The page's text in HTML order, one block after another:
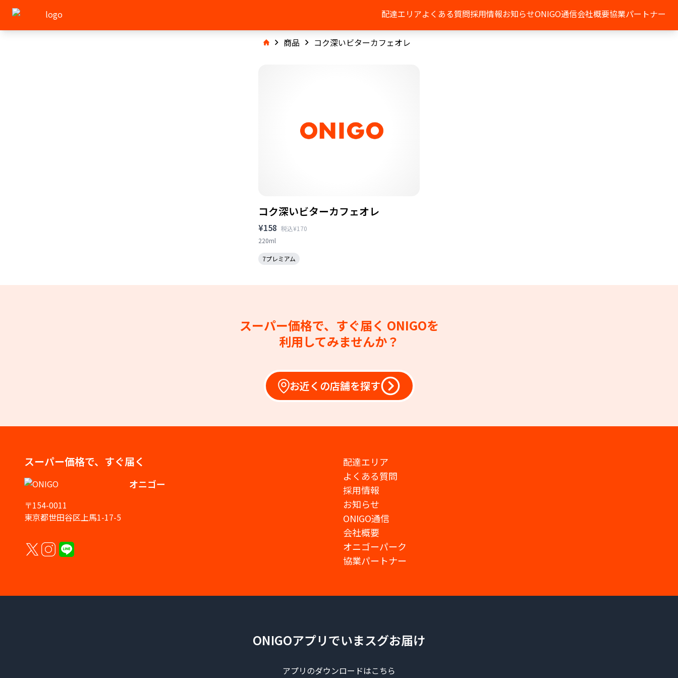
配達エリアよくある質問採用情報お知らせONIGO通信会社概要協業パートナー
商品 コク深いビターカフェオレ
コク深いビターカフェオレ
¥158 税込¥170
220ml
7プレミアム
スーパー価格で、すぐ届く ONIGOを
利用してみませんか？
お近くの店舗を探す
スーパー価格で、すぐ届く
オニゴー
〒154-0011
東京都世田谷区上馬1-17-5
配達エリア
よくある質問
採用情報
お知らせ
ONIGO通信
会社概要
オニゴーパーク
協業パートナー
ONIGOアプリでいまスグお届け
アプリのダウンロードはこちら